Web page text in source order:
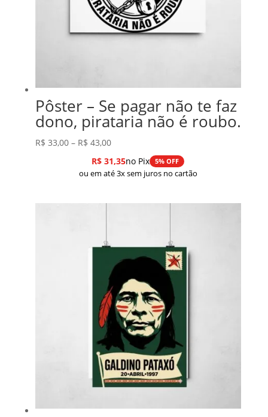
Pôster – Se pagar não te faz
dono, pirataria não é roubo.
R$ 33,00 – R$ 43,00Faixa
de
preço:
R$ 31,35no Pix 5% OFF
ou em até 3x sem juros no cartão